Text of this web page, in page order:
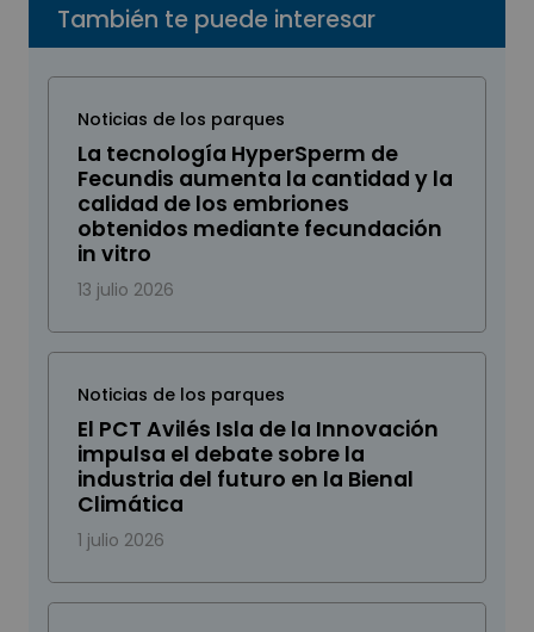
También te puede interesar
Noticias de los parques
La tecnología HyperSperm de
Fecundis aumenta la cantidad y la
calidad de los embriones
obtenidos mediante fecundación
in vitro
13 julio 2026
Noticias de los parques
El PCT Avilés Isla de la Innovación
impulsa el debate sobre la
industria del futuro en la Bienal
Climática
1 julio 2026